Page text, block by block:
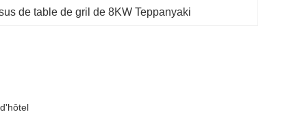
de table de gril de 8KW Teppanyaki